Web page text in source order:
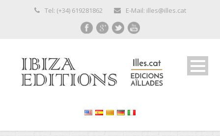
Tel: (+34) 619281862 E-Mail: illes@illes.cat